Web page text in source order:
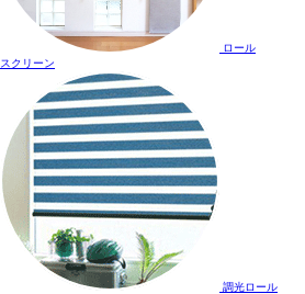
ロール
スクリーン
調光ロール